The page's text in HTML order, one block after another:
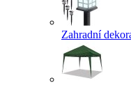
Zahradní